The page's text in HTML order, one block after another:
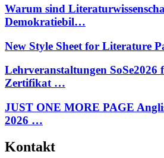
Warum sind
Demokratiebil…
New Style Sheet for Literature
Lehrveranstaltungen SoSe2026
Zertifikat …
JUST ONE MORE PAGE
2026 …
Kontakt